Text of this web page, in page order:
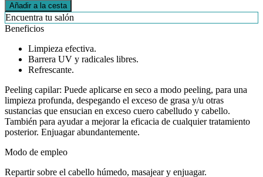
Añadir a la cesta
Encuentra tu salón
Beneficios
Limpieza efectiva.
Barrera UV y radicales libres.
Refrescante.
Peeling capilar: Puede aplicarse en seco a modo peeling, para una
limpieza profunda, despegando el exceso de grasa y/u otras
sustancias que ensucian en exceso cuero cabelludo y cabello.
También para ayudar a mejorar la eficacia de cualquier tratamiento
posterior. Enjuagar abundantemente.
Modo de empleo
Repartir sobre el cabello húmedo, masajear y enjuagar.